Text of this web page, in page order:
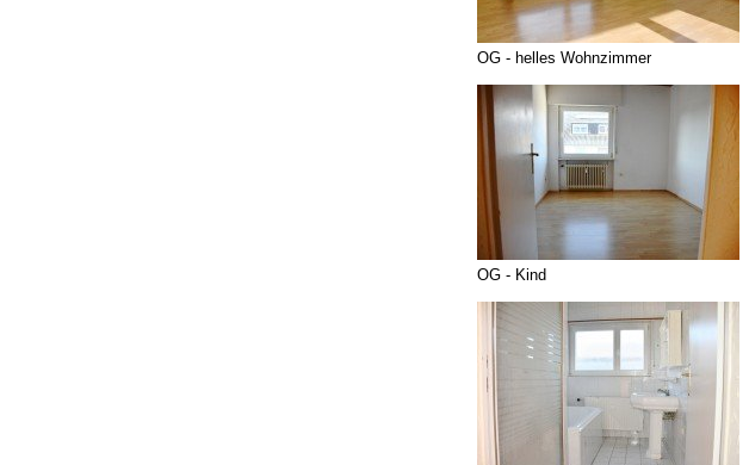
OG - helles Wohnzimmer
OG - Kind